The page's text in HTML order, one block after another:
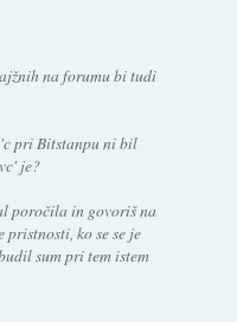
na forumu bi tudi
pri Bitstanpu ni bil
je?
poročila in govoriš na
ko se se je
sum pri tem istem